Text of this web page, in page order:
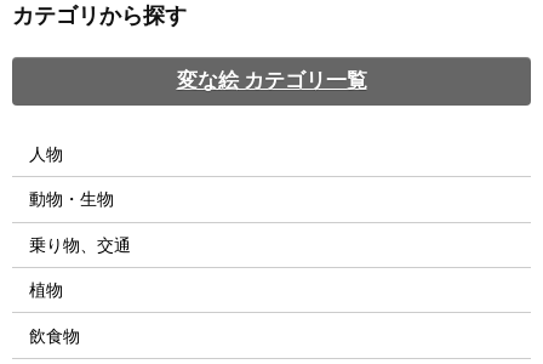
カテゴリから探す
変な絵 カテゴリ一覧
人物
動物・生物
乗り物、交通
植物
飲食物